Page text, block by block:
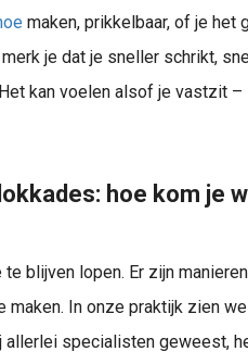
maken, prikkelbaar, of je het
je dat je sneller schrikt,
kan voelen alsof je vastzit
hoe kom je
blijven lopen. Er zijn
In onze praktijk zien
allerlei specialisten geweest,